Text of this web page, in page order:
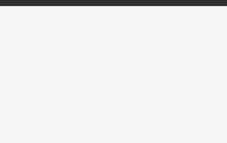
Günlük Burç Yorumu | 22 Kasım 2024: Koç,